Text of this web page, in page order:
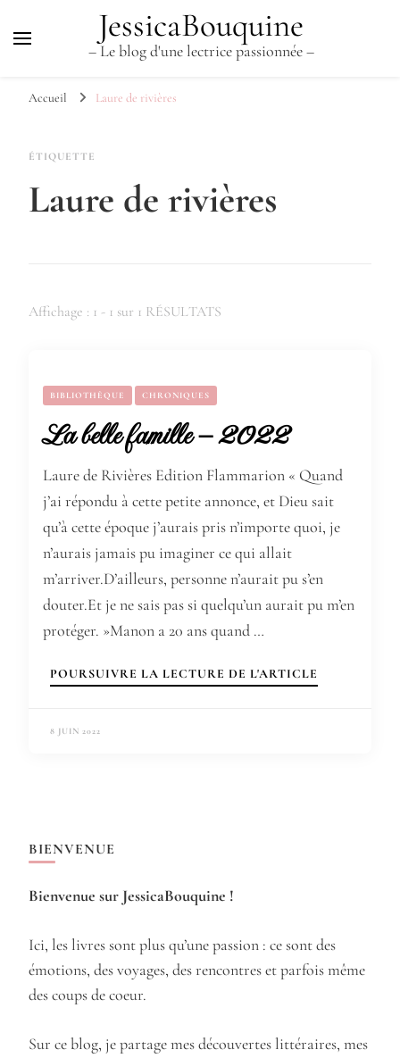
JessicaBouquine
– Le blog d'une lectrice passionnée –
Accueil Laure de rivières
ÉTIQUETTE
Laure de rivières
Affichage : 1 - 1 sur 1 RÉSULTATS
BIBLIOTHÈQUE CHRONIQUES
La belle famille – 2022
Laure de Rivières Edition Flammarion « Quand
j’ai répondu à cette petite annonce, et Dieu sait
qu’à cette époque j’aurais pris n’importe quoi, je
n’aurais jamais pu imaginer ce qui allait
m’arriver.D’ailleurs, personne n’aurait pu s’en
douter.Et je ne sais pas si quelqu’un aurait pu m’en
protéger. »Manon a 20 ans quand …
POURSUIVRE LA LECTURE DE L'ARTICLE
8 JUIN 2022
BIENVENUE
Bienvenue sur JessicaBouquine !
Ici, les livres sont plus qu’une passion : ce sont des
émotions, des voyages, des rencontres et parfois même
des coups de coeur.
Sur ce blog, je partage mes découvertes littéraires, mes